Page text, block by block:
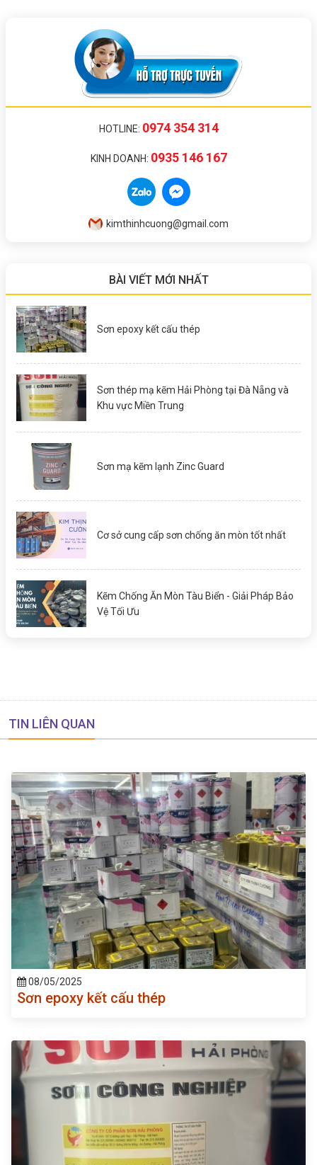
HOTLINE: 0974 354 314
KINH DOANH: 0935 146 167
kimthinhcuong@gmail.com
BÀI VIẾT MỚI NHẤT
Sơn epoxy kết cấu thép
Sơn thép mạ kẽm Hải Phòng tại Đà Nẵng và
Khu vực Miền Trung
Sơn mạ kẽm lạnh Zinc Guard
Cơ sở cung cấp sơn chống ăn mòn tốt nhất
Kẽm Chống Ăn Mòn Tàu Biển - Giải Pháp Bảo
Vệ Tối Ưu
TIN LIÊN QUAN
08/05/2025
Sơn epoxy kết cấu thép